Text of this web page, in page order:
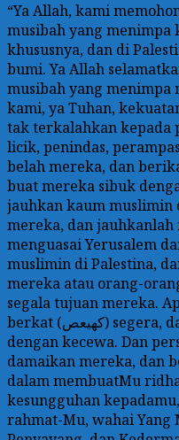
“Ya Allah, kami
musibah yang menimpa
khususnya, dan di
bumi. Ya Allah
musibah yang
kami, ya Tuhan,
tak terkalahkan kepada
licik, penindas,
belah mereka, dan
buat mereka sibuk
jauhkan kaum muslimin
mereka, dan
menguasai Yerusalem
muslimin di Palestina,
mereka atau orang-
segala tujuan mereka.
berkat (كهيعص) segera, dan buat mereka berpaling
dengan kecewa. Dan
damaikan mereka, dan
dalam membuatMu
kesungguhan
rahmat-Mu, wahai Yang